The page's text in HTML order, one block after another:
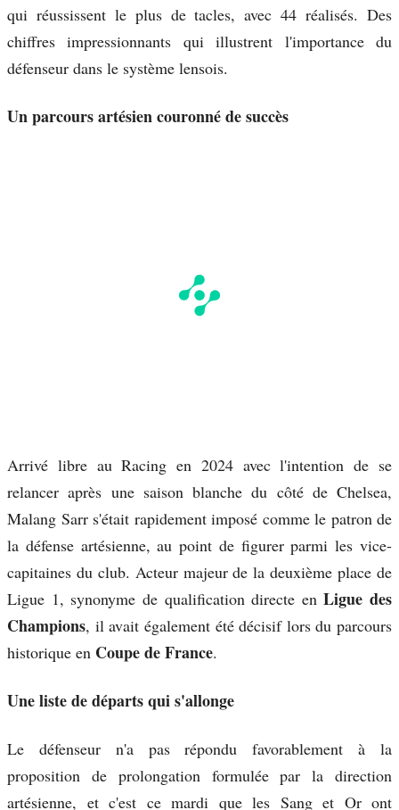
qui réussissent le plus de tacles, avec 44 réalisés. Des
chiffres impressionnants qui illustrent l'importance du
défenseur dans le système lensois.
Un parcours artésien couronné de succès
Arrivé libre au Racing en 2024 avec l'intention de se
relancer après une saison blanche du côté de Chelsea,
Malang Sarr s'était rapidement imposé comme le patron de
la défense artésienne, au point de figurer parmi les vice-
capitaines du club. Acteur majeur de la deuxième place de
Ligue 1, synonyme de qualification directe enLigue des
Champions, il avait également été décisif lors du parcours
historique en Coupe de France.
Une liste de départs qui s'allonge
Le défenseur n'a pas répondu favorablement à la
proposition de prolongation formulée par la direction
artésienne, et c'est ce mardi que les Sang et Or ont